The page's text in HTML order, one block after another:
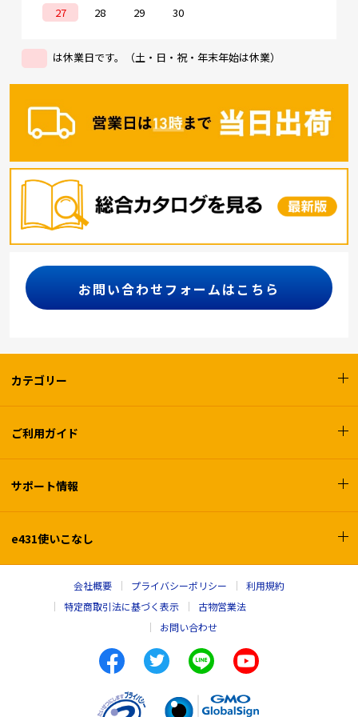
27 28 29 30
は休業日です。（土・日・祝・年末年始は休業）
お問い合わせフォームはこちら
カテゴリー
ご利用ガイド
サポート情報
e431使いこなし
会社概要 プライバシーポリシー
利用規約
特定商取引法に基づく表示
古物営業法
お問い合わせ